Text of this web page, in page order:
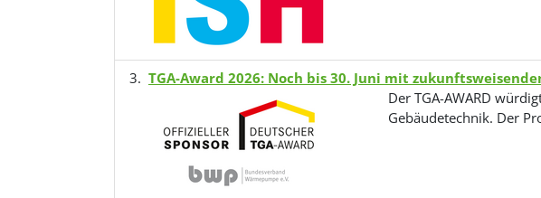
TGA-Award 2026: Noch bis 30. Juni mit
Der TGA-AWARD
Gebäudetechnik. Der